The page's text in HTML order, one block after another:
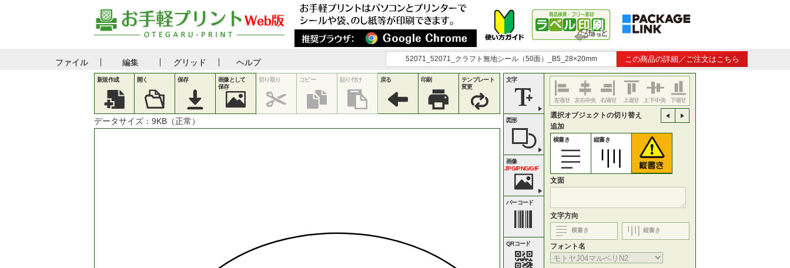
ファイル 編集 グリッド ヘルプ 52071_52071_クラフト無地シール（50面）_B5_28×20mm この商品の詳細／ご注文はこちら
新規作成 開く 保存
画像として
保存
切り取り コピー 貼り付け 戻る 印刷
テンプレート
変更
データサイズ： 9KB（正常）
文字
図形
画像
JPG/PNG/GIF
バーコード
QRコード
選択オブジェクトの切り替え
追加
横書き 縦書き
文面
文字方向
横書き 縦書き
フォント名